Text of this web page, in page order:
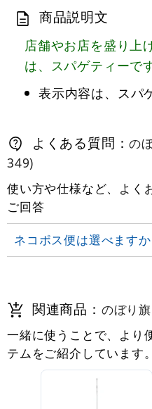
商品説明文
店舗やお店を盛り上
は、スパゲティーです
表示内容は、スパ
よくある質問：の
349)
使い方や仕様など、よく
ご回答
ネコポス便は選べますか
関連商品： のぼり
一緒に使うことで、より
テムをご紹介しています。